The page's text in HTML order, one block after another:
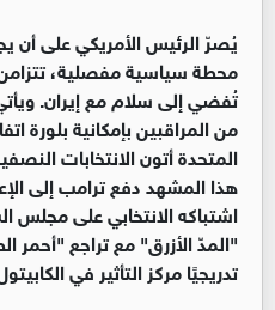
يُصرّ الرئيس الأمريكي على أن
محطة سياسية مفصلية،
تُفضي إلى سلام مع إيران.
من المراقبين بإمكانية بلورة
المتحدة أتون الانتخابات
هذا المشهد دفع ترامب إلى
اشتباكه الانتخابي على مجلس
"المدّ الأزرق" مع تراجع "أحمر
تدريجيًا مركز التأثير في